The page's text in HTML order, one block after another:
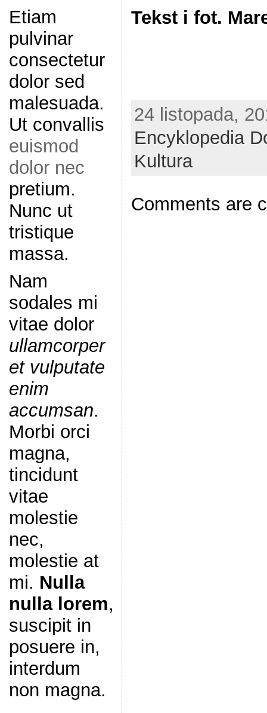
Etiam
pulvinar
consectetur
dolor sed
malesuada.
Ut convallis
euismod
dolor nec
pretium.
Nunc ut
tristique
massa.
Nam
sodales mi
vitae dolor
ullamcorper
et vulputate
enim
accumsan.
Morbi orci
magna,
tincidunt
vitae
molestie
nec,
molestie at
mi. Nulla
nulla lorem,
suscipit in
posuere in,
interdum
non magna.
Tekst i fot.
24 listopada,
Encyklopedia
Kultura
Comments are